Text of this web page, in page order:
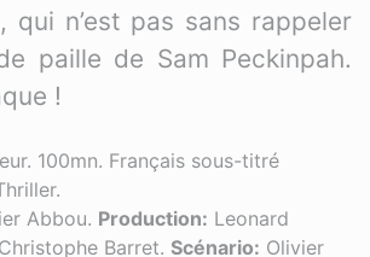
qui n’est pas sans rappeler
paille de Sam Peckinpah.
!
100mn. Français sous-titré
Abbou. Production: Leonard
Barret. Scénario: Olivier